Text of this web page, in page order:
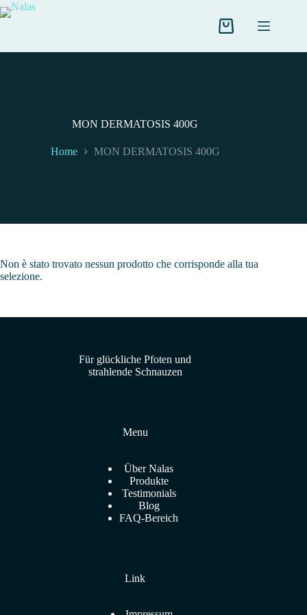
Salta
al
Carrello
MON DERMATOSIS 400G
Home MON DERMATOSIS 400G
Non è stato trovato nessun prodotto che corrisponde alla tua
selezione.
Für glückliche Pfoten und
strahlende Schnauzen
Menu
Über Nalas
Produkte
Testimonials
Blog
FAQ-Bereich
Link